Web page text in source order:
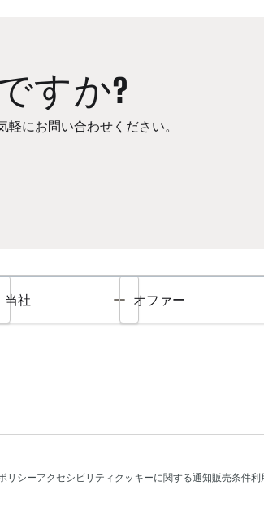
すか?
にお問い合わせください。
当社 Toggle
オファー
リシーアクセシビリティ クッキーに関する通知販売条件利